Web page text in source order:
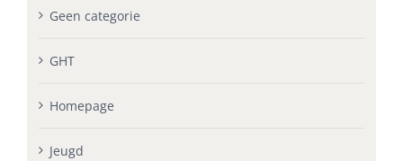
Geen categorie
GHT
Homepage
Jeugd